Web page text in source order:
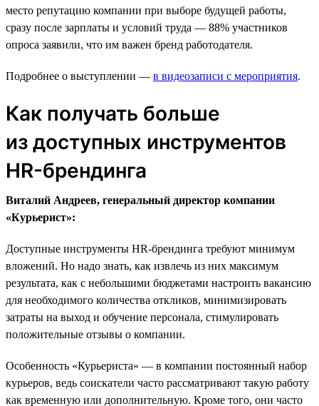
место репутацию компании при выборе будущей работы,
сразу после зарплаты и условий труда — 88% участников
опроса заявили, что им важен бренд работодателя.
Подробнее о выступлении — в видеозаписи с мероприятия.
Как получать больше
из доступных инструментов
HR-брендинга
Виталий Андреев, генеральный директор компании
«Курьерист»:
Доступные инструменты HR-брендинга требуют минимум
вложений. Но надо знать, как извлечь из них максимум
результата, как с небольшими бюджетами настроить вакансию
для необходимого количества откликов, минимизировать
затраты на выход и обучение персонала, стимулировать
положительные отзывы о компании.
Особенность «Курьериста» — в компании постоянный набор
курьеров, ведь соискатели часто рассматривают такую работу
как временную или дополнительную. Кроме того, они часто